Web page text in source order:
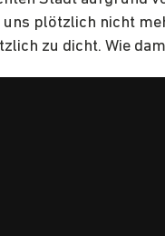
plötzlich nicht
zu dicht. Wie